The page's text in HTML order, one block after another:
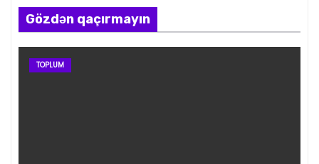
Gözdən qaçırmayın
TOPLUM